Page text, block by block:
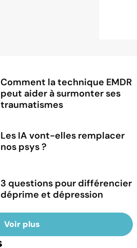
Comment la technique EMDR
peut aider à surmonter ses
traumatismes
Les IA vont-elles remplacer
nos psys ?
3 questions pour différencier
déprime et dépression
Voir plus